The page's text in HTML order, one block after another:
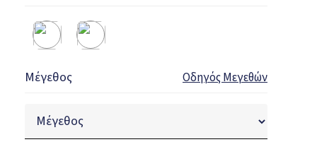
Μέγεθος Οδηγός Μεγεθών